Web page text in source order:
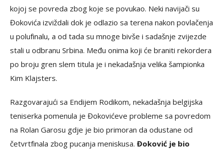
kojoj se povreda zbog koje se povukao. Neki navijači su
Đokovića izviždali dok je odlazio sa terena nakon povlačenja
u polufinalu, a od tada su mnoge bivše i sadašnje zvijezde
stali u odbranu Srbina. Među onima koji će braniti rekordera
po broju gren slem titula je i nekadašnja velika šampionka
Kim Klajsters.
Razgovarajući sa Endijem Rodikom, nekadašnja belgijska
teniserka pomenula je Đokovićeve probleme sa povredom
na Rolan Garosu gdje je bio primoran da odustane od
četvrtfinala zbog pucanja meniskusa. Đoković je bio